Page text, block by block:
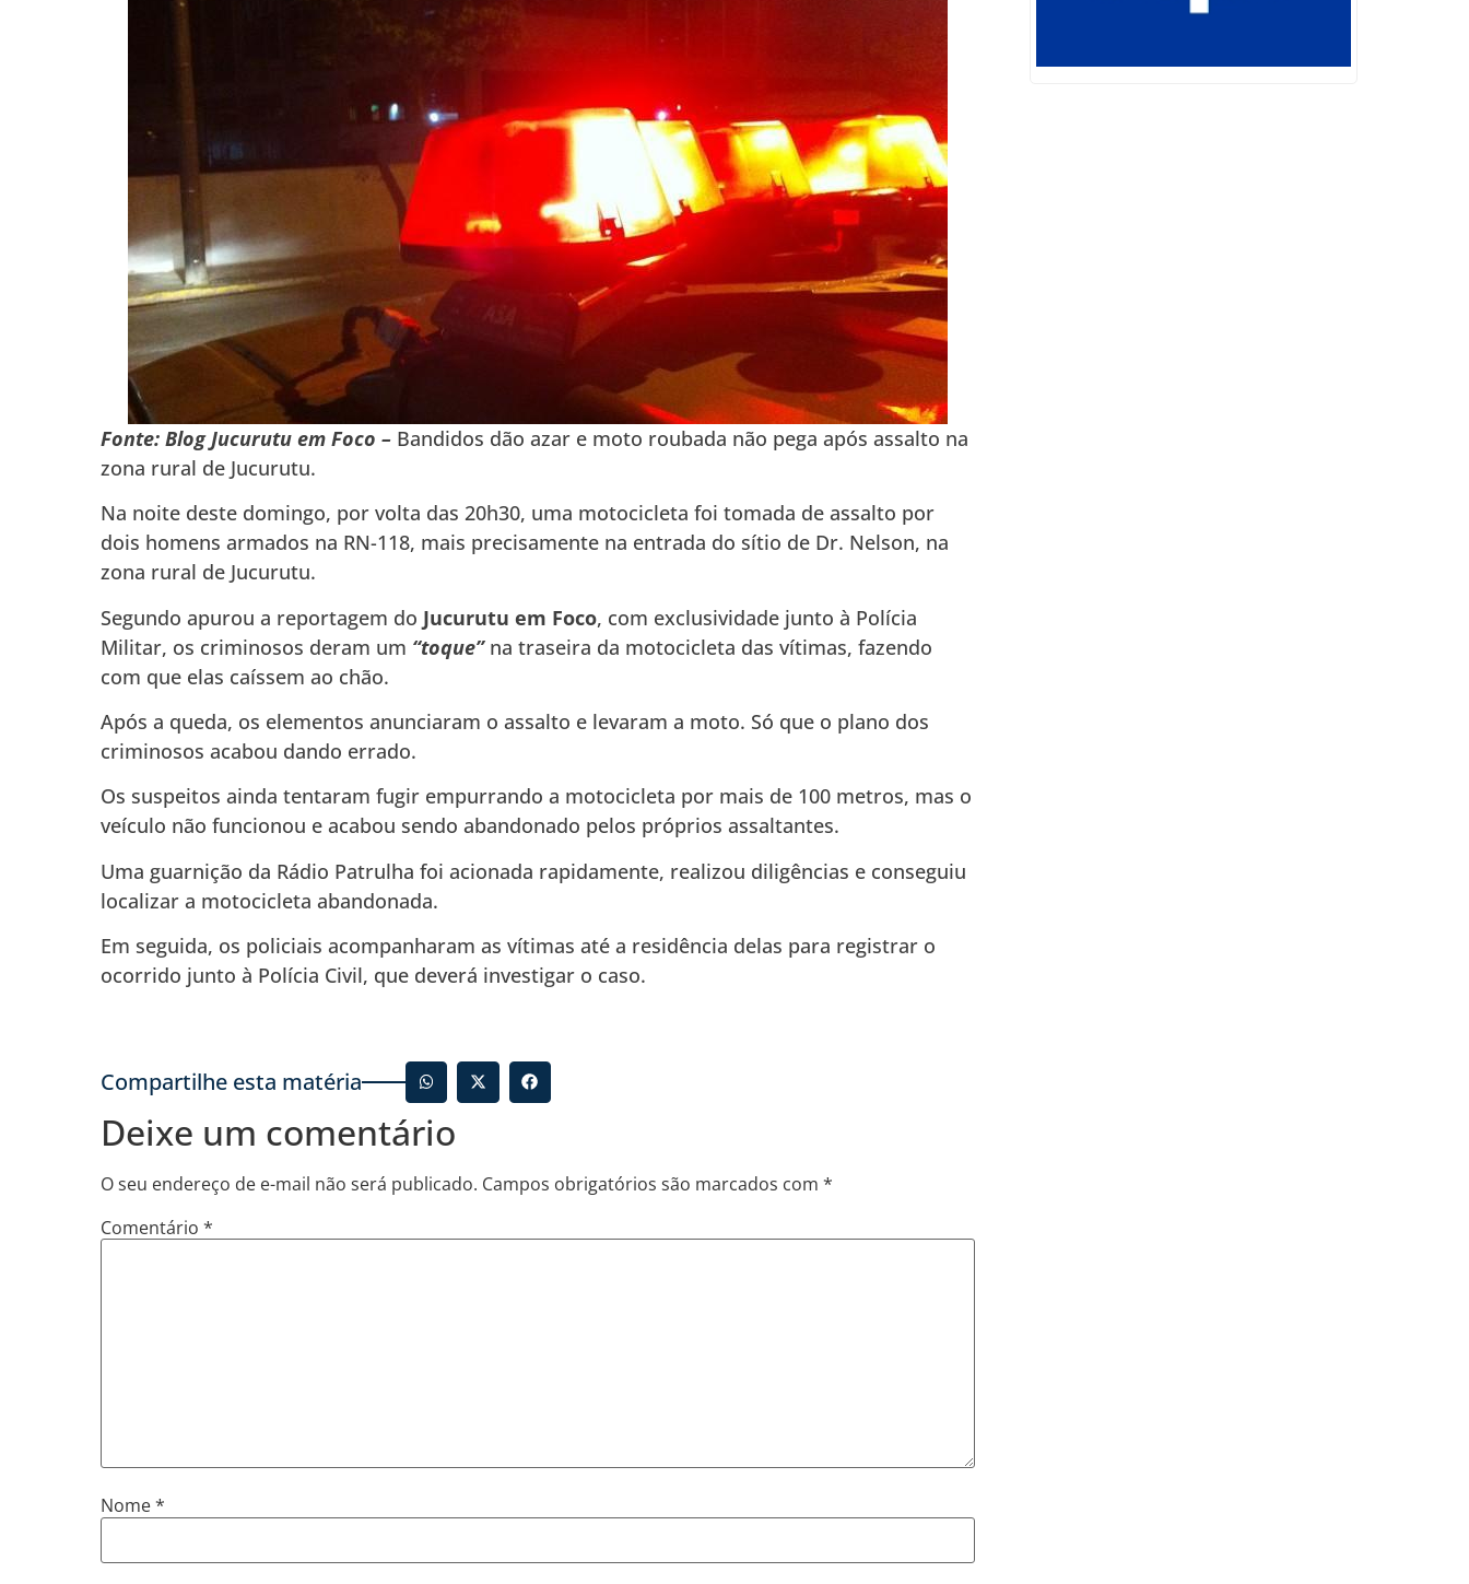
Fonte: Blog Jucurutu em Foco – Bandidos dão azar e moto roubada não pega após assalto na
zona rural de Jucurutu.
Na noite deste domingo, por volta das 20h30, uma motocicleta foi tomada de assalto por
dois homens armados na RN-118, mais precisamente na entrada do sítio de Dr. Nelson, na
zona rural de Jucurutu.
Segundo apurou a reportagem do Jucurutu em Foco, com exclusividade junto à Polícia
Militar, os criminosos deram um “toque”na traseira da motocicleta das vítimas, fazendo
com que elas caíssem ao chão.
Após a queda, os elementos anunciaram o assalto e levaram a moto. Só que o plano dos
criminosos acabou dando errado.
Os suspeitos ainda tentaram fugir empurrando a motocicleta por mais de 100 metros, mas o
veículo não funcionou e acabou sendo abandonado pelos próprios assaltantes.
Uma guarnição da Rádio Patrulha foi acionada rapidamente, realizou diligências e conseguiu
localizar a motocicleta abandonada.
Em seguida, os policiais acompanharam as vítimas até a residência delas para registrar o
ocorrido junto à Polícia Civil, que deverá investigar o caso.
Compartilhe esta matéria
Deixe um comentário
O seu endereço de e-mail não será publicado. Campos obrigatórios são marcados com *
Comentário *
Nome*